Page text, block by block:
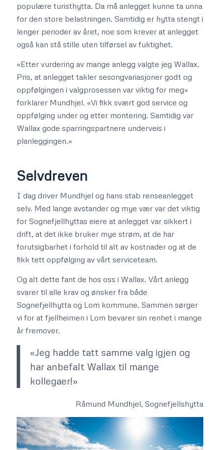
populære turisthytta. Da må anlegget kunne ta unna
for den store belastningen. Samtidig er hytta stengt i
lenger perioder av året, noe som krever at anlegget
også kan stå stille uten tilførsel av fuktighet.
«Etter vurdering av mange anlegg valgte jeg Wallax.
Pris, at anlegget takler sesongvariasjoner godt og
oppfølgingen i valgprosessen var viktig for meg»
forklarer Mundhjel. «Vi fikk svært god service og
oppfølging under og etter montering. Samtidig var
Wallax gode sparringspartnere underveis i
planleggingen.»
Selvdreven
I dag driver Mundhjel og hans stab renseanlegget
selv. Med lange avstander og mye vær var det viktig
for Sognefjellhyttas eiere at anlegget var sikkert i
drift, at det ikke bruker mye strøm, at de har
forutsigbarhet i forhold til alt av kostnader og at de
fikk tett oppfølging av vårt serviceteam.
Og alt dette fant de hos oss i Wallax. Vårt anlegg
svarer til alle krav og ønsker fra både
Sognefjellhytta og Lom kommune. Sammen sørger
vi for at fjellheimen i Lom bevarer sin renhet i mange
år fremover.
«Jeg hadde tatt samme valg igjen og
har anbefalt Wallax til mange
kollegaer!»
Råmund Mundhjel, Sognefjellshytta